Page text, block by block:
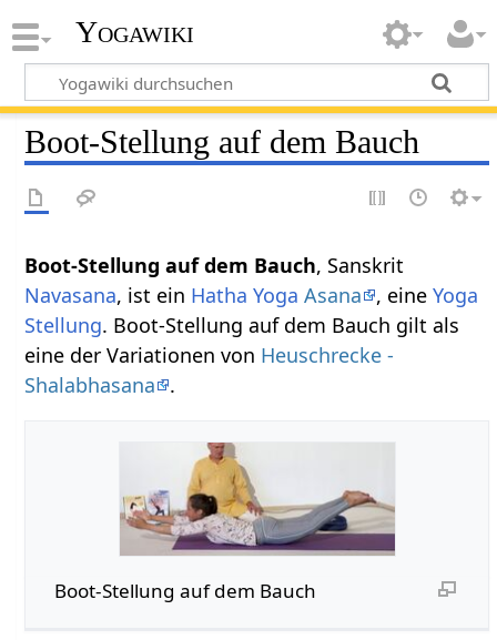
Yogawiki
Boot-Stellung auf dem Bauch
Boot-Stellung auf dem Bauch, Sanskrit
Navasana, ist ein Hatha Yoga Asana , eineYoga
Stellung. Boot-Stellung auf dem Bauch gilt als
eine der Variationen von Heuschrecke -
Shalabhasana
.
Boot-Stellung auf dem Bauch